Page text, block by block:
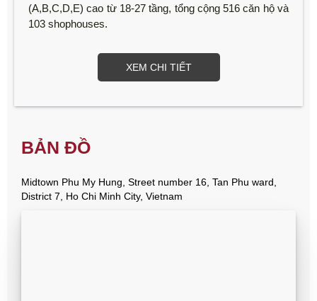
(A,B,C,D,E) cao từ 18-27 tầng, tổng cộng 516 căn hộ và
103 shophouses.
XEM CHI TIẾT
BẢN ĐỒ
Midtown Phu My Hung, Street number 16, Tan Phu ward,
District 7, Ho Chi Minh City, Vietnam